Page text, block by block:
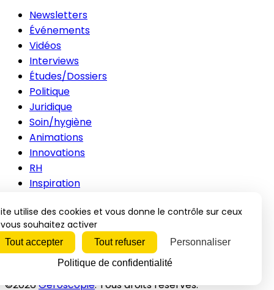
Newsletters
Événements
Vidéos
Interviews
Études/Dossiers
Politique
Juridique
Soin/hygiène
Animations
Innovations
RH
Inspiration
Publicité
Mentions légales
CGV
Politique de confidentialité
©2026Geroscopie. Tous droits réservés.
utilise des cookies et vous donne le contrôle sur ceux
souhaitez activer
Tout accepter Tout refuser
Personnaliser
Politique de confidentialité